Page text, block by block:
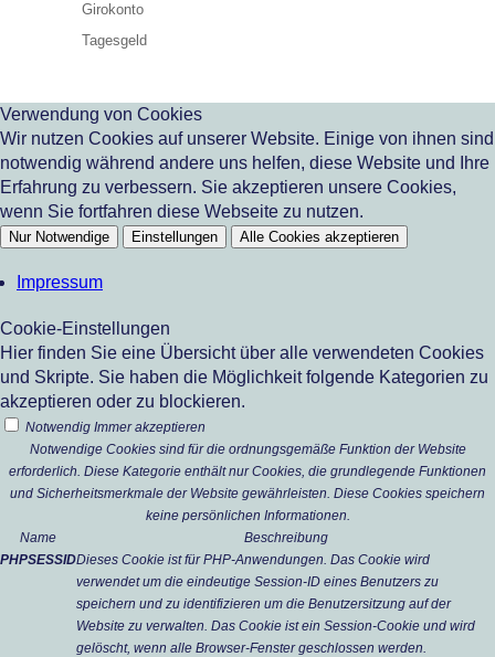
Girokonto
Tagesgeld
Verwendung von Cookies
Wir nutzen Cookies auf unserer Website. Einige von ihnen sind
notwendig während andere uns helfen, diese Website und Ihre
Erfahrung zu verbessern. Sie akzeptieren unsere Cookies,
wenn Sie fortfahren diese Webseite zu nutzen.
Nur Notwendige Einstellungen Alle Cookies akzeptieren
Impressum
Cookie-Einstellungen
Hier finden Sie eine Übersicht über alle verwendeten Cookies
und Skripte. Sie haben die Möglichkeit folgende Kategorien zu
akzeptieren oder zu blockieren.
Notwendig Immer akzeptieren
Notwendige Cookies sind für die ordnungsgemäße Funktion der Website
erforderlich. Diese Kategorie enthält nur Cookies, die grundlegende Funktionen
und Sicherheitsmerkmale der Website gewährleisten. Diese Cookies speichern
keine persönlichen Informationen.
Name
Beschreibung
PHPSESSIDDieses Cookie ist für PHP-Anwendungen. Das Cookie wird
verwendet um die eindeutige Session-ID eines Benutzers zu
speichern und zu identifizieren um die Benutzersitzung auf der
Website zu verwalten. Das Cookie ist ein Session-Cookie und wird
gelöscht, wenn alle Browser-Fenster geschlossen werden.